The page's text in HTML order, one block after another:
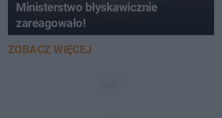
Ministerstwo błyskawicznie
zareagowało!
ZOBACZ WIĘCEJ